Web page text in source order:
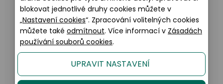
Podobné produkty
blokovat jednotlivé druhy cookies můžete v
„Nastavení cookies“. Zpracování volitelných cookies
můžete také odmítnout. Více informací v Zásadách
používání souborů cookies.
UPRAVIT NASTAVENÍ